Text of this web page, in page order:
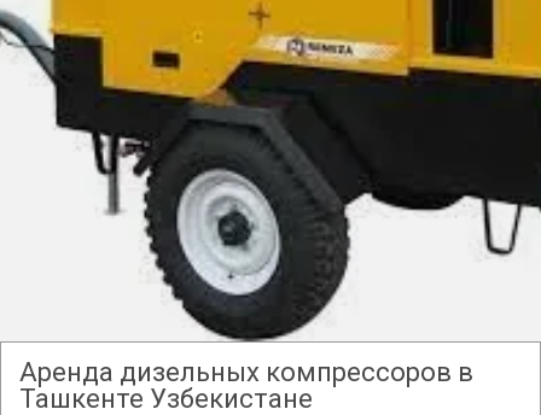
Аренда дизельных компрессоров в
Ташкенте Узбекистане